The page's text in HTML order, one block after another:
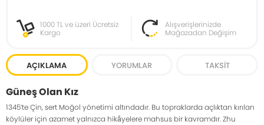
1000 TL ve üzeri Ücretsiz
Kargo
Alışverişlerinizde
Mağazadan Değişim
AÇIKLAMA YORUMLAR TAKSIT
Güneş Olan Kız
1345’te Çin, sert Moğol yönetimi altındadır. Bu topraklarda açlıktan kırılan
köylüler için azamet yalnızca hikâyelere mahsus bir kavramdır. Zhu